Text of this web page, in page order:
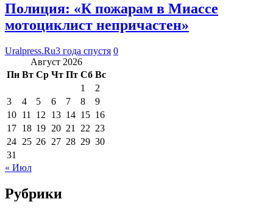
Полиция: «К пожарам в Миассе
мотоциклист непричастен»
Uralpress.Ru3 года спустя 0
Август 2026
Пн Вт Ср Чт Пт Сб Вс
1
2
3
4 5 6 7 8
9
10 11 12 13 14 15 16
17 18 19 20 21 22 23
24 25 26 27 28 29 30
31
« Июл
Рубрики